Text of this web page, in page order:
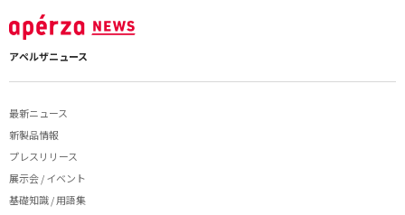
アペルザニュース
最新ニュース
新製品情報
プレスリリース
展示会 / イベント
基礎知識 / 用語集